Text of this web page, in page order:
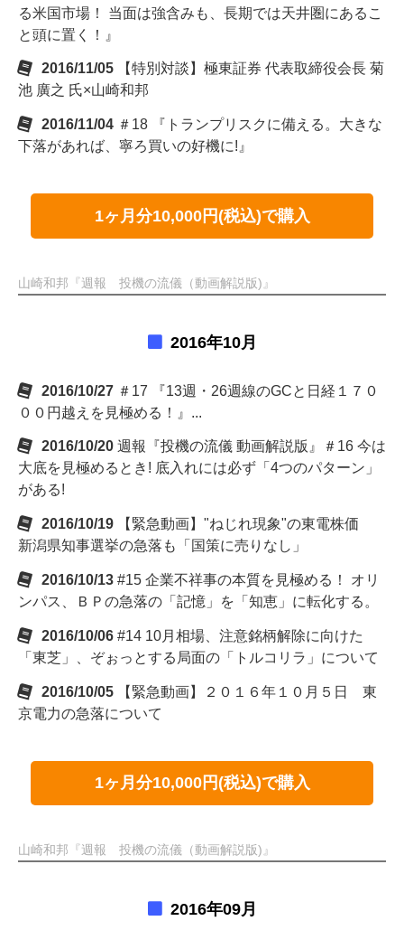
る米国市場！ 当面は強含みも、長期では天井圏にあるこ
と頭に置く！』
2016/11/05
【特別対談】極東証券 代表取締役会長 菊
池 廣之 氏×山崎和邦
2016/11/04 ＃18 『トランプリスクに備える。大きな
下落があれば、寧ろ買いの好機に!』
1ヶ月分10,000円(税込)で購入
山崎和邦『週報 投機の流儀（動画解説版)』
2016年10月
2016/10/27 ＃17 『13週・26週線のGCと日経１７０
００円越えを見極める！』...
2016/10/20 週報『投機の流儀 動画解説版』＃16 今は
大底を見極めるとき! 底入れには必ず「4つのパターン」
がある!
2016/10/19
【緊急動画】"ねじれ現象"の東電株価
新潟県知事選挙の急落も「国策に売りなし」
2016/10/13 #15 企業不祥事の本質を見極める！ オリ
ンパス、ＢＰの急落の「記憶」を「知恵」に転化する。
2016/10/06 #14 10月相場、注意銘柄解除に向けた
「東芝」、ぞぉっとする局面の「トルコリラ」について
2016/10/05
【緊急動画】２０１６年１０月５日 東
京電力の急落について
1ヶ月分10,000円(税込)で購入
山崎和邦『週報 投機の流儀（動画解説版)』
2016年09月